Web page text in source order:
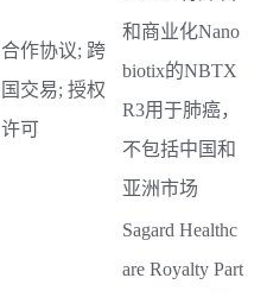
合作协议; 跨
国交易; 授权
许可
和商业化Nano
biotix的NBTX
R3用于肺癌，
不包括中国和
亚洲市场
Sagard Healthc
are Royalty Part